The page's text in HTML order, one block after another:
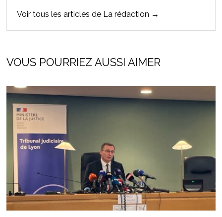
Voir tous les articles de La rédaction →
VOUS POURRIEZ AUSSI AIMER